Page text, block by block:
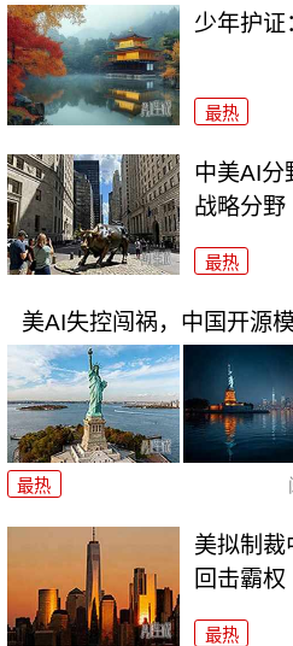
少年护证
最热
中美AI分
战略分野
最热
美AI失控闯祸，中国开源
最热
美拟制裁
回击霸权
最热